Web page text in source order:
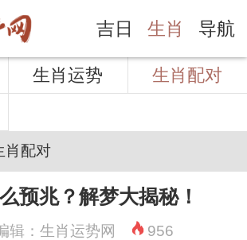
吉日 生肖 导航
生肖运势
生肖配对
肖配对
预兆？解梦大揭秘！
辑：生肖运势网 956